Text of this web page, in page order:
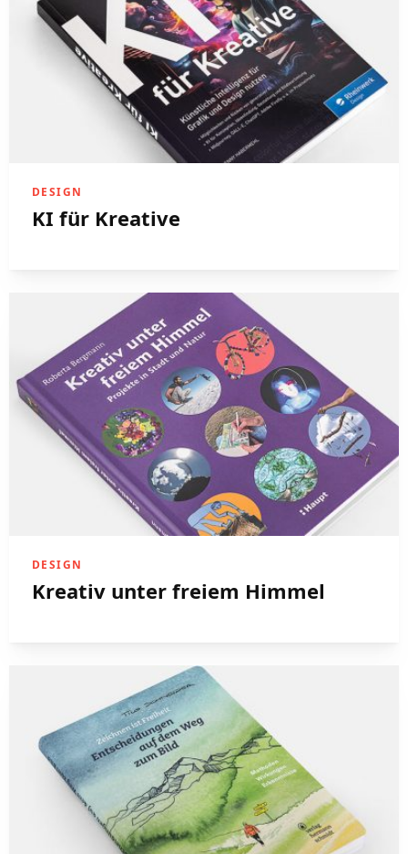
DESIGN
KI für Kreative
DESIGN
Kreativ unter freiem Himmel